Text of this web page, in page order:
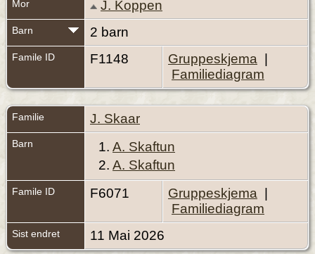
Mor J. Koppen
Barn 2 barn
Famile ID F1148 Gruppeskjema
Familiediagram
Familie J. Skaar
Barn 1. A. Skaftun
2. A. Skaftun
Famile ID F6071 Gruppeskjema
Familiediagram
Sist endret 11 Mai 2026